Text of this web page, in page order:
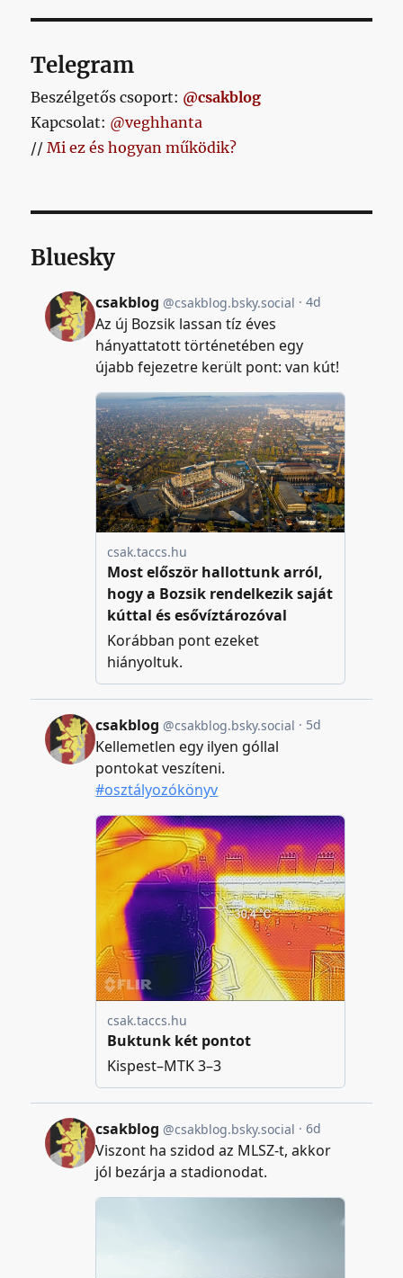
Telegram
Beszélgetős csoport: @csakblog
Kapcsolat: @veghhanta
//Mi ez és hogyan működik?
Bluesky